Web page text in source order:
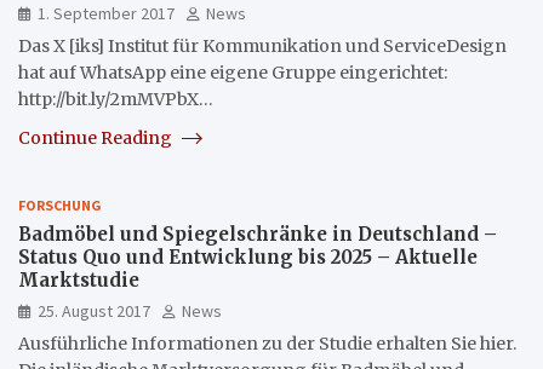
1. September 2017
News
Das X [iks] Institut für Kommunikation und ServiceDesign
hat auf WhatsApp eine eigene Gruppe eingerichtet:
http://bit.ly/2mMVPbX…
Continue Reading
FORSCHUNG
Badmöbel und Spiegelschränke in Deutschland –
Status Quo und Entwicklung bis 2025 – Aktuelle
Marktstudie
25. August 2017
News
Ausführliche Informationen zu der Studie erhalten Sie hier.